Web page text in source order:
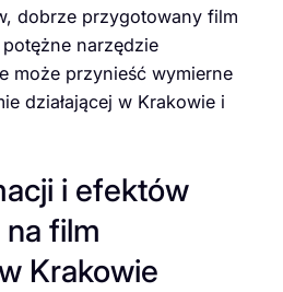
dobrze przygotowany film
narzędzie
może przynieść wymierne
działającej w Krakowie i
i efektów
film
Krakowie